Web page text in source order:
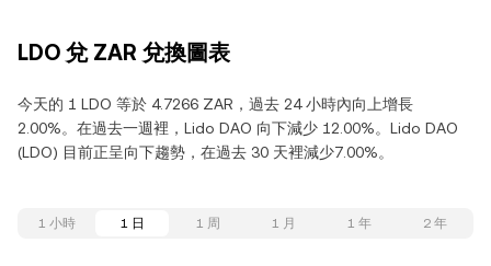
LDO 兌 ZAR 兌換圖表
今天的 1 LDO 等於 4.7266 ZAR，過去 24 小時內向上增長
2.00%。在過去一週裡，Lido DAO 向下減少 12.00%。Lido DAO
(LDO) 目前正呈向下趨勢，在過去 30 天裡減少7.00%。
1 小時 1 日 1 周 1 月 1 年 2 年